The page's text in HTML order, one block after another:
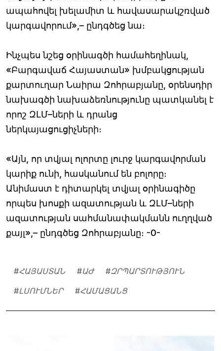
ապահովել խելամիտ և հավասարակշռված
կարգավորում»,– ընդգծեց նա։
Ինչպես նշեց օրինագծի համահեղինակ,
«Բարգավաճ Հայաստան» խմբակցության
քարտուղար Նաիրա Զոհրաբյանը, օրենսդիր
նախագծի նախաձեռնությունը պատկանել է
որոշ ԶԼՄ–ների և դրանց
ներկայացուցիչների։
«Այն, որ տվյալ ոլորտը լուրջ կարգավորման
կարիք ունի, հասկանում են բոլորը։
Անիմաստ է դիտարկել տվյալ օրինագիծը
որպես խոսքի ազատության և ԶԼՄ–ների
ազատության սահմանափակմանն ուղղված
քայլ»,– ընդգծեց Զոհրաբյանը։ -0-
#ՀԱՅԱՍՏԱՆ #ԱԺ #ԶՐՊԱՐՏՈՒԹՅՈՒՆ
#ԼՍՈՒՄՆԵՐ #ՀԱՄԱՑԱՆՑ